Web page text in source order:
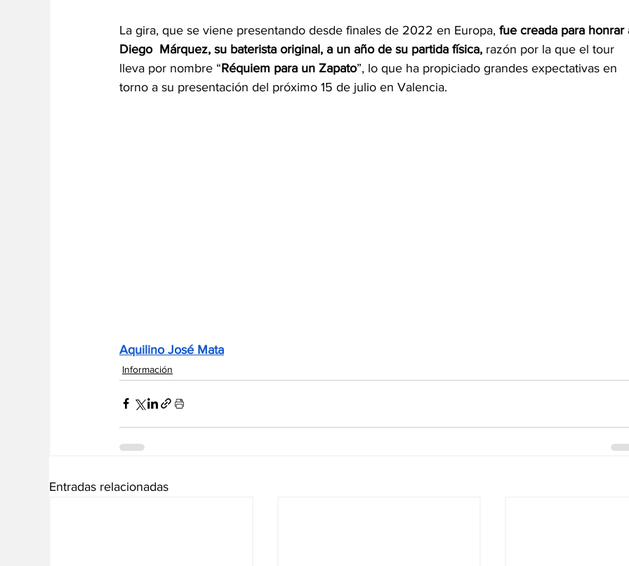
La gira, que se viene presentando desde finales de 2022 en Europa, fue creada para
Diego  Márquez, su baterista original, a un año de su partida física, razón por la que el tour
lleva por nombre “Réquiem para un Zapato”, lo que ha propiciado grandes expectativas en
torno a su presentación del próximo 15 de julio en Valencia.
Aquilino José Mata
Información
Entradas relacionadas